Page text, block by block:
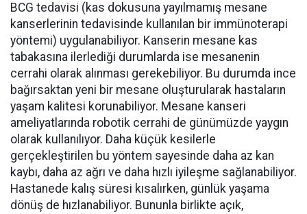
BCG tedavisi (kas dokusuna yayılmamış mesane
kanserlerinin tedavisinde kullanılan bir immünoterapi
yöntemi) uygulanabiliyor. Kanserin mesane kas
tabakasına ilerlediği durumlarda ise mesanenin
cerrahi olarak alınması gerekebiliyor. Bu durumda ince
bağırsaktan yeni bir mesane oluşturularak hastaların
yaşam kalitesi korunabiliyor. Mesane kanseri
ameliyatlarında robotik cerrahi de günümüzde yaygın
olarak kullanılıyor. Daha küçük kesilerle
gerçekleştirilen bu yöntem sayesinde daha az kan
kaybı, daha az ağrı ve daha hızlı iyileşme sağlanabiliyor.
Hastanede kalış süresi kısalırken, günlük yaşama
dönüş de hızlanabiliyor. Bununla birlikte açık,